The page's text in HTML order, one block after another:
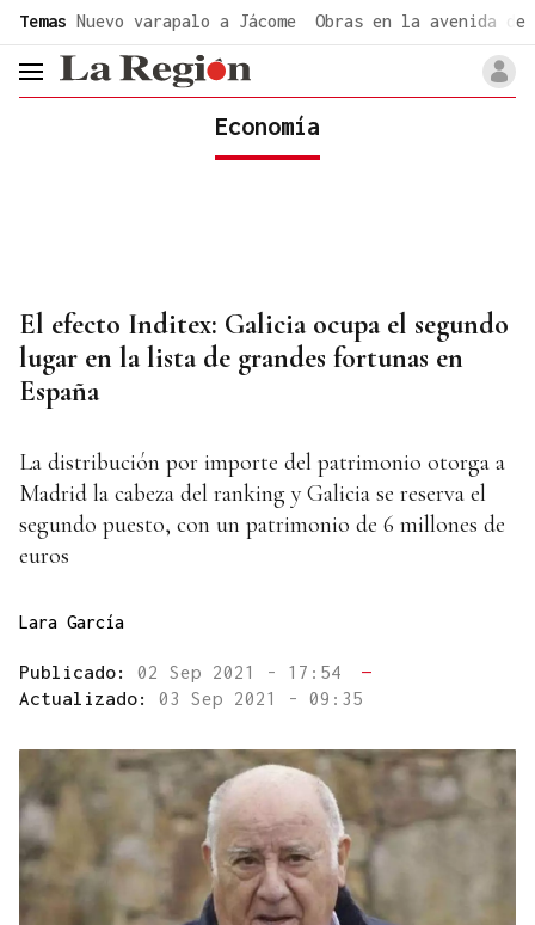
Temas Nuevo varapalo a Jácome Obras en la avenida de
header.menu.open
Economía
El efecto Inditex: Galicia ocupa el segundo
lugar en la lista de grandes fortunas en
España
La distribución por importe del patrimonio otorga a
Madrid la cabeza del ranking y Galicia se reserva el
segundo puesto, con un patrimonio de 6 millones de
euros
Lara García
Publicado: 02 Sep 2021 - 17:54
—
Actualizado: 03 Sep 2021 - 09:35